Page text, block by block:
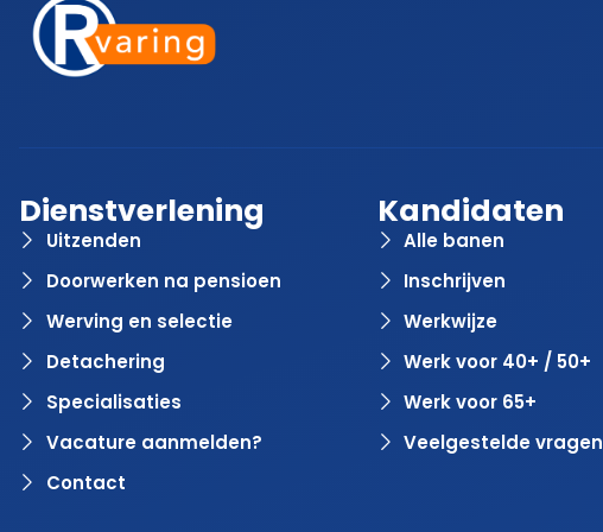
Dienstverlening
Uitzenden
Doorwerken na pensioen
Werving en selectie
Detachering
Specialisaties
Vacature aanmelden?
Contact
Kandidaten
Alle banen
Inschrijven
Werkwijze
Werk voor 40+ / 50+
Werk voor 65+
Veelgestelde vragen